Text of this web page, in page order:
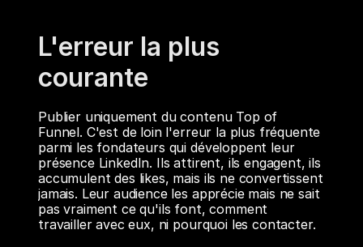
L'erreur la plus
courante
Publier uniquement du contenu Top of
Funnel. C'est de loin l'erreur la plus fréquente
parmi les fondateurs qui développent leur
présence LinkedIn. Ils attirent, ils engagent, ils
accumulent des likes, mais ils ne convertissent
jamais. Leur audience les apprécie mais ne sait
pas vraiment ce qu'ils font, comment
travailler avec eux, ni pourquoi les contacter.